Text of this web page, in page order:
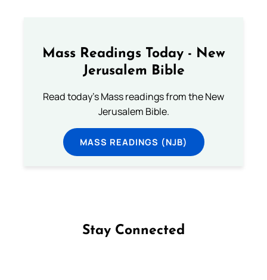
Mass Readings Today - New
Jerusalem Bible
Read today's Mass readings from the New
Jerusalem Bible.
MASS READINGS (NJB)
Stay Connected